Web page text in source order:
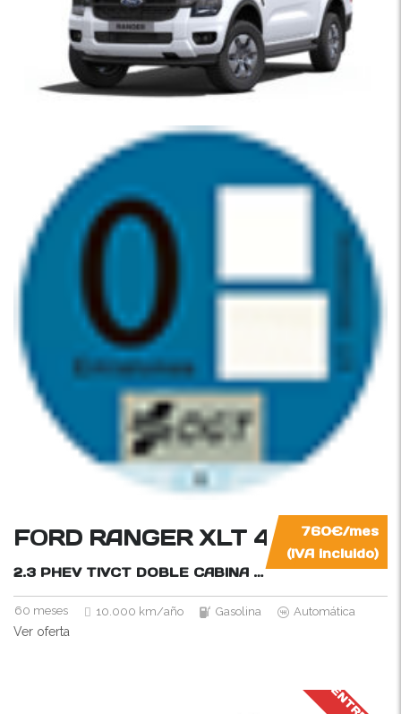
760€/mes
(IVA incluido)
FORD RANGER XLT 4×4
2.3 PHEV TIVCT DOBLE CABINA AUT. 280CV
60 meses 10.000 km/año Gasolina Automática
Ver oferta